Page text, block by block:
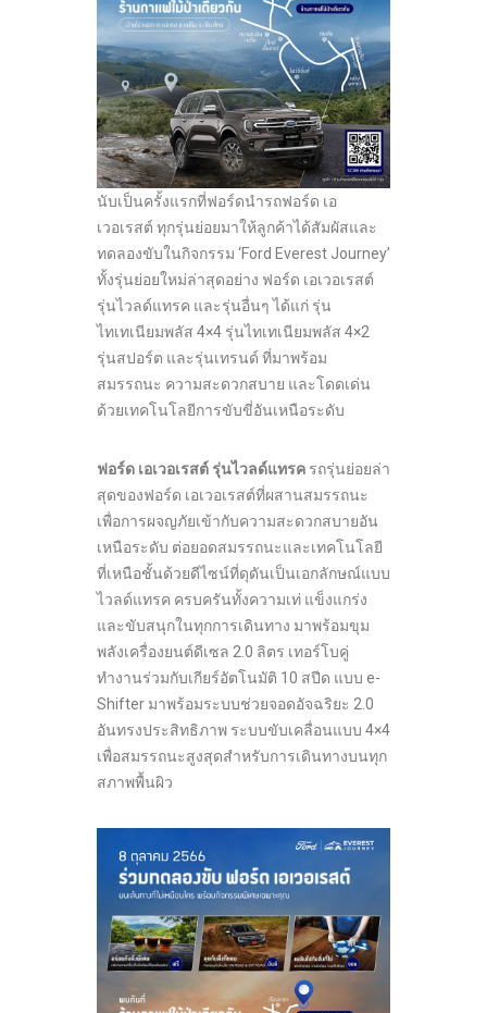
นับเป็นครั้งแรกที่ฟอร์ดนำรถฟอร์ด เอ
เวอเรสต์ ทุกรุ่นย่อยมาให้ลูกค้าได้สัมผัสและ
ทดลองขับในกิจกรรม ‘Ford Everest Journey’
ทั้งรุ่นย่อยใหม่ล่าสุดอย่าง ฟอร์ด เอเวอเรสต์
รุ่นไวลด์แทรค และรุ่นอื่นๆ ได้แก่ รุ่น
ไทเทเนียมพลัส 4×4 รุ่นไทเทเนียมพลัส 4×2
รุ่นสปอร์ต และรุ่นเทรนด์ ที่มาพร้อม
สมรรถนะ ความสะดวกสบาย และโดดเด่น
ด้วยเทคโนโลยีการขับขี่อันเหนือระดับ
ฟอร์ด เอเวอเรสต์ รุ่นไวลด์แทรค รถรุ่นย่อยล่า
สุดของฟอร์ด เอเวอเรสต์ที่ผสานสมรรถนะ
เพื่อการผจญภัยเข้ากับความสะดวกสบายอัน
เหนือระดับ ต่อยอดสมรรถนะและเทคโนโลยี
ที่เหนือชั้นด้วยดีไซน์ที่ดุดันเป็นเอกลักษณ์แบบ
ไวลด์แทรค ครบครันทั้งความเท่ แข็งแกร่ง
และขับสนุกในทุกการเดินทาง มาพร้อมขุม
พลังเครื่องยนต์ดีเซล 2.0 ลิตร เทอร์โบคู่
ทำงานร่วมกับเกียร์อัตโนมัติ 10 สปีด แบบ e-
Shifter มาพร้อมระบบช่วยจอดอัจฉริยะ 2.0
อันทรงประสิทธิภาพ ระบบขับเคลื่อนแบบ 4×4
เพื่อสมรรถนะสูงสุดสำหรับการเดินทางบนทุก
สภาพพื้นผิว